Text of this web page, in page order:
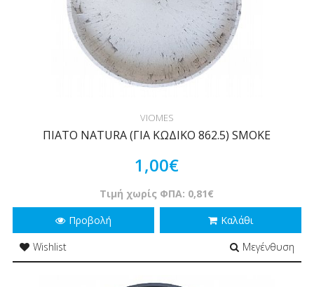
VIOMES
ΠΙΑΤΟ NATURA (ΓΙΑ ΚΩΔΙΚΟ 862.5) SMOKE
1,00€
Τιμή χωρίς ΦΠΑ: 0,81€
Προβολή
Καλάθι
Wishlist
Μεγένθυση